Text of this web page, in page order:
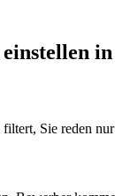
einstellen in
Sie reden nur